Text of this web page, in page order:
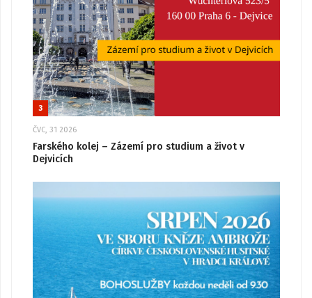
3
ČVC, 31 2026
Farského kolej – Zázemí pro studium a život v
Dejvicích